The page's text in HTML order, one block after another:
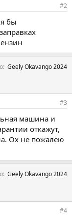
#2
бы
Geely Okavango 2024
#3
машина и
откажут,
Ох не пожалею
Geely Okavango 2024
#4